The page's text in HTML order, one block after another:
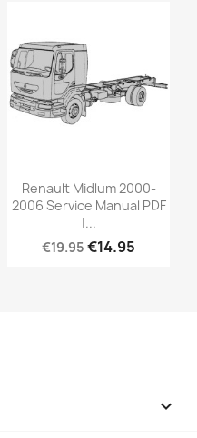
Renault Midlum 2000-
2006 Service Manual PDF
|...
€19.95€14.95
